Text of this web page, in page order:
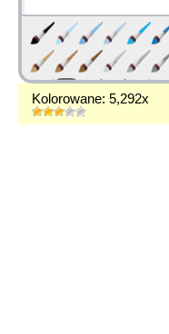
Kolorowane: 5,292x